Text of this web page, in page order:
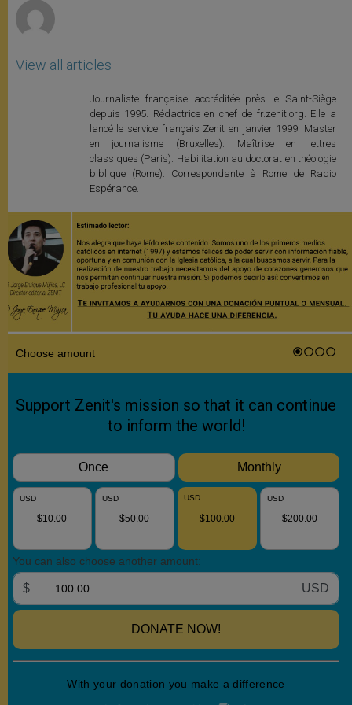
View all articles
Journaliste française accréditée près le Saint-Siège
depuis 1995. Rédactrice en chef de fr.zenit.org. Elle a
lancé le service français Zenit en janvier 1999. Master
en journalisme (Bruxelles). Maîtrise en lettres
classiques (Paris). Habilitation au doctorat en théologie
biblique (Rome). Correspondante à Rome de Radio
Espérance.